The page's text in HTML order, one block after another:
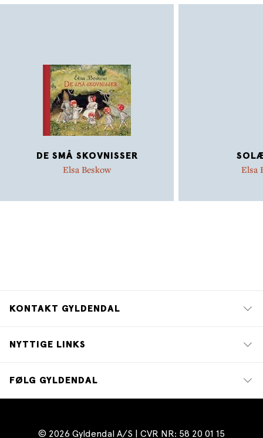
DE SMÅ SKOVNISSER
Elsa Beskow Elsa
KONTAKT GYLDENDAL
NYTTIGE LINKS
FØLG GYLDENDAL
© 2026 Gyldendal A/S | CVR NR: 58 20 01 15